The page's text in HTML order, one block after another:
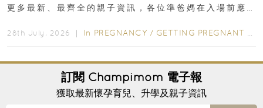
更多最新、最齊全的親子資訊，各位準爸媽在入場前應
28th July, 2026 ｜ In PREGNANCY / GETTING PREGNANT
訂閱 Champimom 電子報
獲取最新懷孕育兒、升學及親子資訊